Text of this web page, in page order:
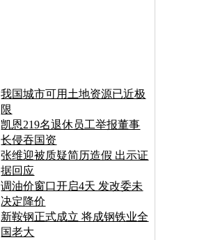
我国城市可用土地资源已近极
限
凯恩219名退休员工举报董事
长侵吞国资
张维迎被质疑简历造假 出示证
据回应
调油价窗口开启4天 发改委未
决定降价
新鞍钢正式成立 将成钢铁业全
国老大